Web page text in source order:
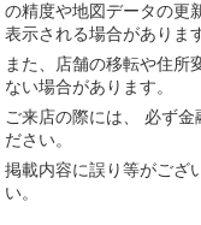
の精度や地図データの更
表示される場合がありま
また、店舗の移転や住所
ない場合があります。
ご来店の際には、 必ず
ださい。
掲載内容に誤り等がござ
い。